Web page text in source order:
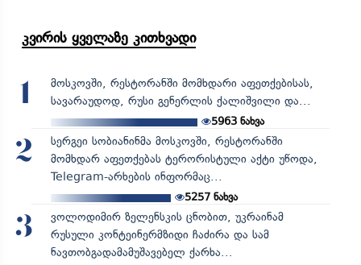
კვირის ყველაზე კითხვადი
1
მოსკოვში, რესტორანში მომხდარი აფეთქებისას,
სავარაუდოდ, რუსი გენერლის ქალიშვილი და...
5963 ნახვა
2
სერგეი სობიანინმა მოსკოვში, რესტორანში
მომხდარ აფეთქებას ტერორისტული აქტი უწოდა,
Telegram-არხების ინფორმაც...
5257ნახვა
3
ვოლოდიმირ ზელენსკის ცნობით, უკრაინამ
რუსული კონტეინერმზიდი ჩაძირა და სამ
ნავთობგადამამუშავებელ ქარხა...